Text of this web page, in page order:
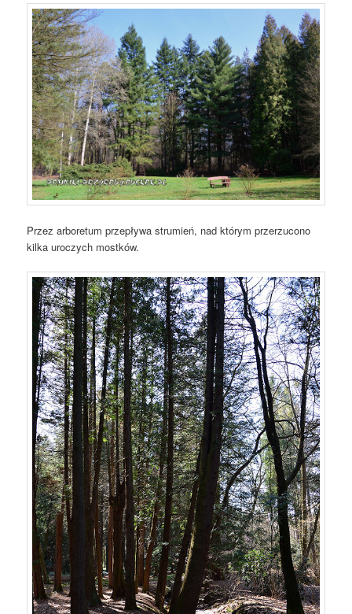
Przez arboretum przepływa strumień, nad którym przerzucono
kilka uroczych mostków.